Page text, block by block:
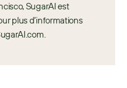
SugarAI est
plus d’informations